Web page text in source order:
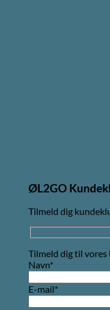
ØL2GO
Tilmeld dig
Tilmeld dig til
Navn*
E-mail*